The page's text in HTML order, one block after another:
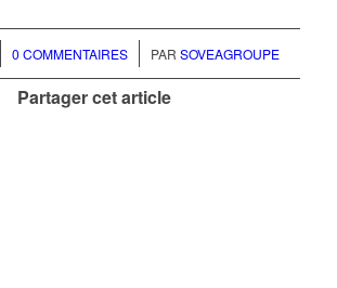
0 COMMENTAIRES
/ PARSOVEAGROUPE
Partager cet article